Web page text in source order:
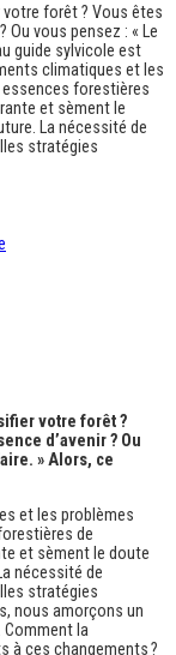
votre forêt ? Vous êtes
Ou vous pensez : « Le
guide sylvicole est
climatiques et les
forestières
et sèment le
La nécessité de
stratégies
votre forêt ?
d’avenir ? Ou
» Alors, ce
et les problèmes
de
et sèment le doute
nécessité de
stratégies
nous amorçons un
Comment la
à ces changements ?